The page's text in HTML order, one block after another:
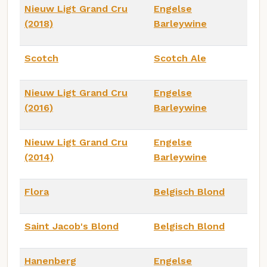
Nieuw Ligt Grand Cru
(2018)
Engelse
Barleywine
Scotch Scotch Ale
Nieuw Ligt Grand Cru
(2016)
Engelse
Barleywine
Nieuw Ligt Grand Cru
(2014)
Engelse
Barleywine
Flora Belgisch Blond
Saint Jacob's Blond Belgisch Blond
Hanenberg
Engelse